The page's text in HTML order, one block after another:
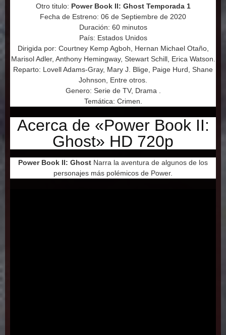
Otro titulo: Power Book II: Ghost Temporada 1
Fecha de Estreno: 06 de Septiembre de 2020
Duración: 60 minutos
País: Estados Unidos
Dirigida por: Courtney Kemp Agboh, Hernan Michael Otaño,
Marisol Adler, Anthony Hemingway, Stewart Schill, Erica Watson.
Reparto: Lovell Adams-Gray, Mary J. Blige, Paige Hurd, Shane
Johnson, Entre otros.
Genero: Serie de TV, Drama .
Temática: Crimen.
Acerca de «Power Book II:
Ghost» HD 720p
Power Book II: Ghost Narra la aventura de algunos de los
personajes más polémicos de Power.